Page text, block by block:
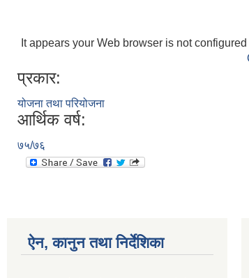
It appears your Web browser is not
प्रकार:
योजना तथा परियोजना
आर्थिक वर्ष:
७५/७६
ऐन, कानुन तथा निर्देशिका